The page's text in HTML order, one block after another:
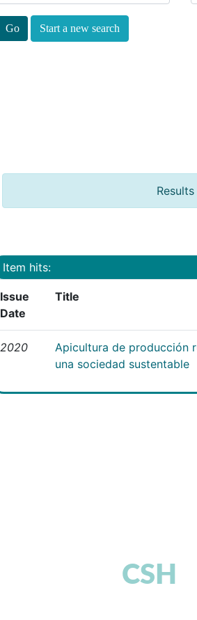
Start a new search
Item hits:
Issue
Date
Title
2020
Apicultura de producción
una sociedad sustentable
CSH